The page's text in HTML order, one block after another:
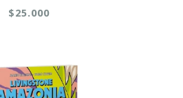
$25.000